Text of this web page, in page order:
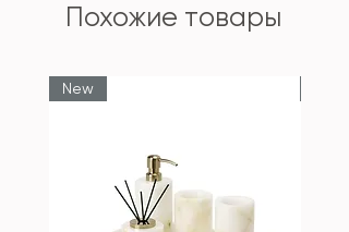
Похожие товары
New